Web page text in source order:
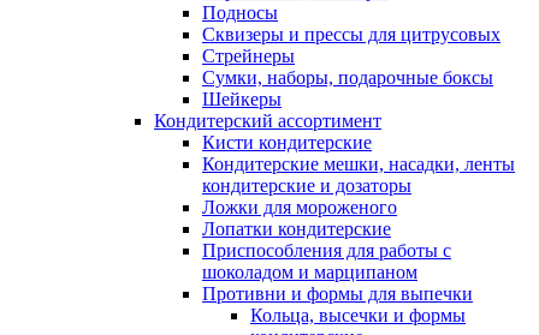
Подносы
Сквизеры и прессы для цитрусовых
Стрейнеры
Сумки, наборы, подарочные боксы
Шейкеры
Кондитерский ассортимент
Кисти кондитерские
Кондитерские мешки, насадки, ленты
кондитерские и дозаторы
Ложки для мороженого
Лопатки кондитерские
Приспособления для работы с
шоколадом и марципаном
Противни и формы для выпечки
Кольца, высечки и формы